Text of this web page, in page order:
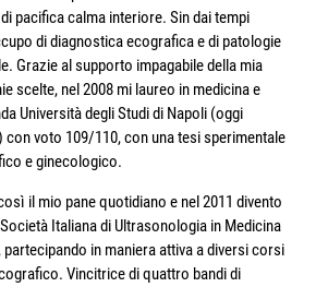
pacifica calma interiore. Sin dai tempi
di diagnostica ecografica e di patologie
Grazie al supporto impagabile della mia
scelte, nel 2008 mi laureo in medicina e
Università degli Studi di Napoli (oggi
con voto 109/110, con una tesi sperimentale
e ginecologico.
il mio pane quotidiano e nel 2011 divento
Italiana di Ultrasonologia in Medicina
partecipando in maniera attiva a diversi corsi
Vincitrice di quattro bandi di